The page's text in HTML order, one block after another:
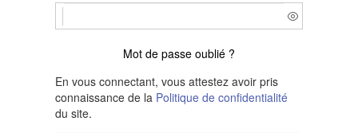
Mot de passe oublié ?
En vous connectant, vous attestez avoir pris
connaissance de la Politique de confidentialité
du site.